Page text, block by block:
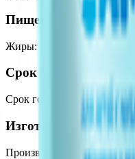
Пищевая ценность
Жиры:
Срок годности
Срок годности 24 месяцев
Изготовитель
Производитель: